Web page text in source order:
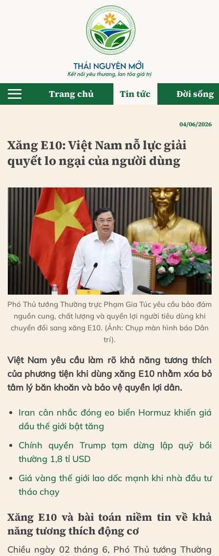
Trang chủ Tin tức Đời sống
04/06/2026
Xăng E10: Việt Nam nỗ lực giải
quyết lo ngại của người dùng
Phó Thủ tướng Thường trực Phạm Gia Túc yêu cầu bảo đảm
nguồn cung, chất lượng và quyền lợi người tiêu dùng khi
chuyển đổi sang xăng E10. (Ảnh: Chụp màn hình báo Dân
trí).
Việt Nam yêu cầu làm rõ khả năng tương thích
của phương tiện khi dùng xăng E10 nhằm xóa bỏ
tâm lý băn khoăn và bảo vệ quyền lợi dân.
Iran cân nhắc đóng eo biển Hormuz khiến giá
dầu thế giới bật tăng
Chính quyền Trump tạm dừng lập quỹ bồi
thường 1,8 tỉ USD
Giá vàng thế giới lao dốc mạnh khi nhà đầu tư
tháo chạy
Xăng E10 và bài toán niềm tin về khả
năng tương thích động cơ
Chiều ngày 02 tháng 6, Phó Thủ tướng Thường